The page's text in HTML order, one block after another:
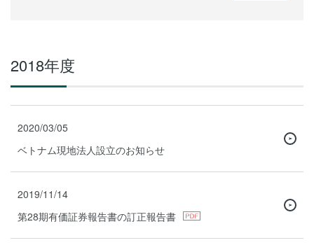
2018年度
2020/03/05
ベトナム現地法人設立のお知らせ
2019/11/14
第28期有価証券報告書の訂正報告書